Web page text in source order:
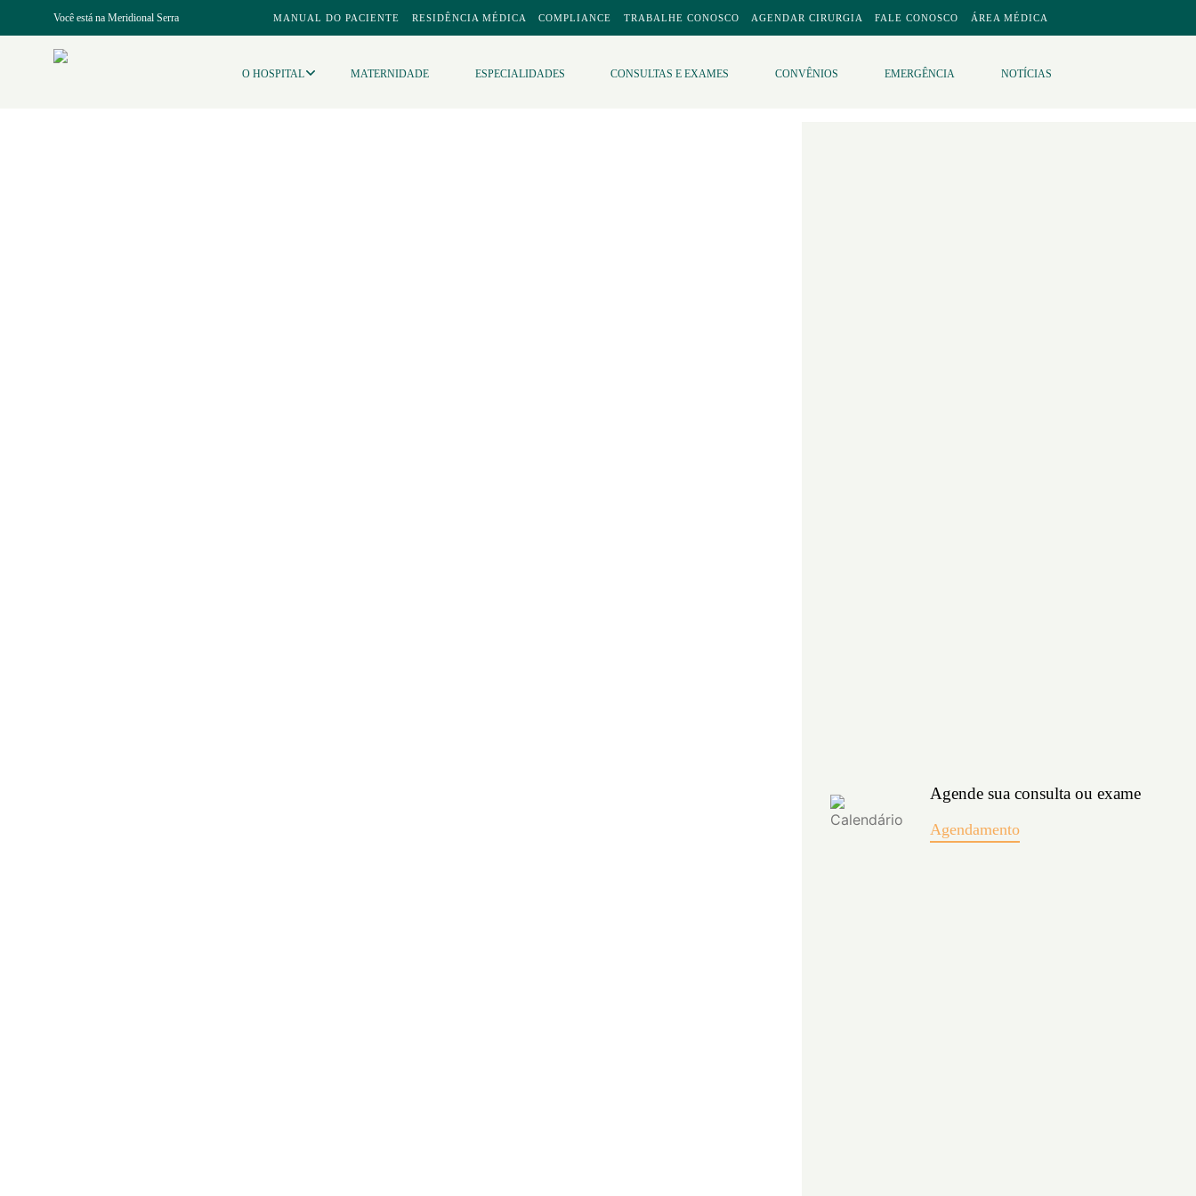
Você está na Meridional Serra MANUAL DO PACIENTE RESIDÊNCIA MÉDICA COMPLIANCE TRABALHE CONOSCO AGENDAR CIRURGIA FALE CONOSCO ÁREA MÉDICA
O HOSPITAL MATERNIDADE ESPECIALIDADES CONSULTAS E EXAMES CONVÊNIOS EMERGÊNCIA NOTÍCIAS
Agende sua consulta ou exame
Agendamento